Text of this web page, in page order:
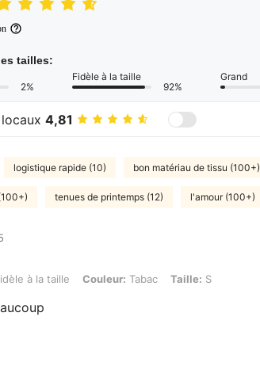
tailles:
2%
Fidèle à la taille
92%
Grand
4,81
logistique rapide (10) bon matériau de tissu (100+)
tenues de printemps (12) l'amour (100+)
à la taille, Couleur: Tabac, Taille: S
à la taille Couleur: Tabac Taille: S